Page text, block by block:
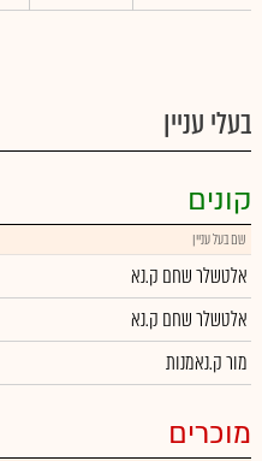
בעלי עניין
קונים
שם בעל עניין
אלטשלר שחם ק.נא
אלטשלר שחם ק.נא
מור ק.נאמנות
מוכרים